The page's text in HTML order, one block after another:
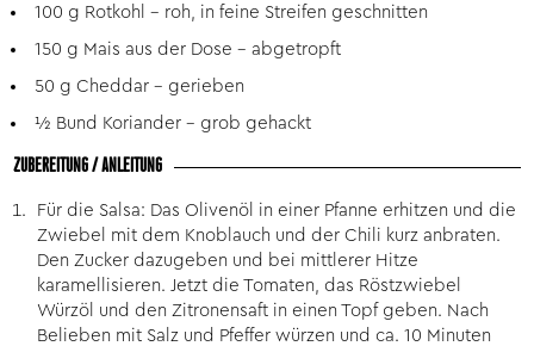
100 g Rotkohl – roh, in feine Streifen geschnitten
150 g Mais aus der Dose – abgetropft
50 g Cheddar – gerieben
½ Bund Koriander – grob gehackt
ZUBEREITUNG / ANLEITUNG
Für die Salsa: Das Olivenöl in einer Pfanne erhitzen und die
Zwiebel mit dem Knoblauch und der Chili kurz anbraten.
Den Zucker dazugeben und bei mittlerer Hitze
karamellisieren. Jetzt die Tomaten, das Röstzwiebel
Würzöl und den Zitronensaft in einen Topf geben. Nach
Belieben mit Salz und Pfeffer würzen und ca. 10 Minuten